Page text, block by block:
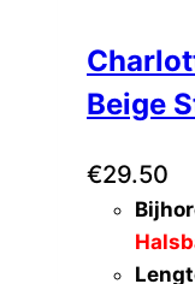
Beige
€29.50